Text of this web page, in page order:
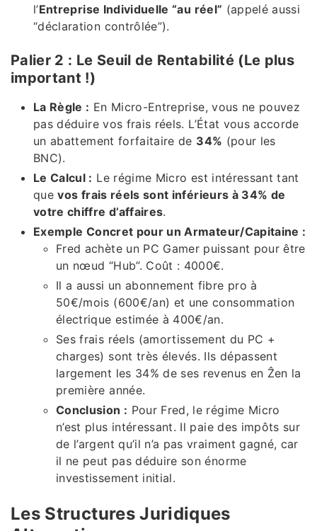
l’Entreprise Individuelle “au réel” (appelé aussi
“déclaration contrôlée”).
Palier 2 : Le Seuil de Rentabilité (Le plus
important !)
La Règle : En Micro-Entreprise, vous ne pouvez
pas déduire vos frais réels. L’État vous accorde
un abattement forfaitaire de 34% (pour les
BNC).
Le Calcul : Le régime Micro est intéressant tant
quevos frais réels sont inférieurs à 34% de
votre chiffre d’affaires.
Exemple Concret pour un Armateur/Capitaine :
Fred achète un PC Gamer puissant pour être
un nœud “Hub”. Coût : 4000€.
Il a aussi un abonnement fibre pro à
50€/mois (600€/an) et une consommation
électrique estimée à 400€/an.
Ses frais réels (amortissement du PC +
charges) sont très élevés. Ils dépassent
largement les 34% de ses revenus en Ẑen la
première année.
Conclusion : Pour Fred, le régime Micro
n’est plus intéressant. Il paie des impôts sur
de l’argent qu’il n’a pas vraiment gagné, car
il ne peut pas déduire son énorme
investissement initial.
Les Structures Juridiques